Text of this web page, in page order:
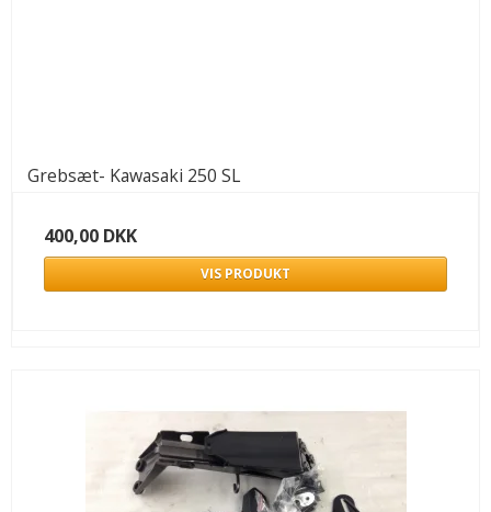
Grebsæt- Kawasaki 250 SL
400,00 DKK
VIS PRODUKT